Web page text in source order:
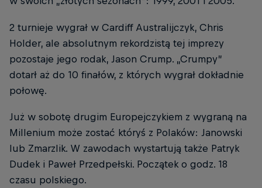
2 turnieje wygrał w Cardiff Australijczyk, Chris
Holder, ale absolutnym rekordzistą tej imprezy
pozostaje jego rodak, Jason Crump. „Crumpy”
dotarł aż do 10 finałów, z których wygrał dokładnie
połowę.
Już w sobotę drugim Europejczykiem z wygraną na
Millenium może zostać któryś z Polaków: Janowski
lub Zmarzlik. W zawodach wystartują także Patryk
Dudek i Paweł Przedpełski. Początek o godz. 18
czasu polskiego.